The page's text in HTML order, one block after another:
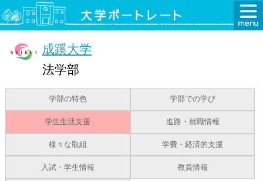
成蹊大学
法学部
学部の特色 学部での学び
学生生活支援 進路・就職情報
様々な取組 学費・経済的支援
入試・学生情報 教員情報